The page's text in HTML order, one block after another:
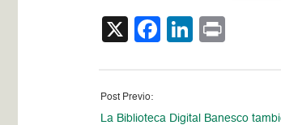
X Facebook
LinkedIn
Post Previo:
La Biblioteca Digital Banesco